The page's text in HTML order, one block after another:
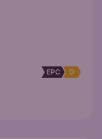
EPC D